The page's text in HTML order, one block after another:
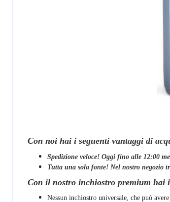
Con noi hai i seguenti vantaggi di
Spedizione veloce! Oggi fino alle 12:00
Tutta una sola fonte! Nel nostro negozio
Con il nostro inchiostro premium hai
Nessun inchiostro universale, che può